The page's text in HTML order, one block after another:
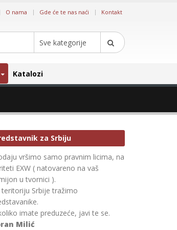
O nama Gde će te nas naći Kontakt
Sve kategorije
Katalozi
za Srbiju
vršimo samo pravnim licima, na
EXW ( natovareno na vaš
u tvornici ).
teritoriju Srbije tražimo
imate preduzeće, javi te se.
Milić